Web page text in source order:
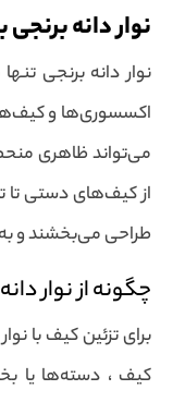
نوار دانه
نوار دانه برنجی
اکسسوری‌ها و کیف‌ها
می‌تواند ظاهری
از کیف‌های دستی تا
طراحی می‌بخشند و
چگونه از نوار
برای تزئین کیف با
کیف ، دسته‌ها یا